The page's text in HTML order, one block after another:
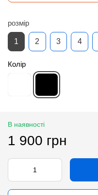
розмір
1 2 3 4
Колір
В наявності
1 900 грн